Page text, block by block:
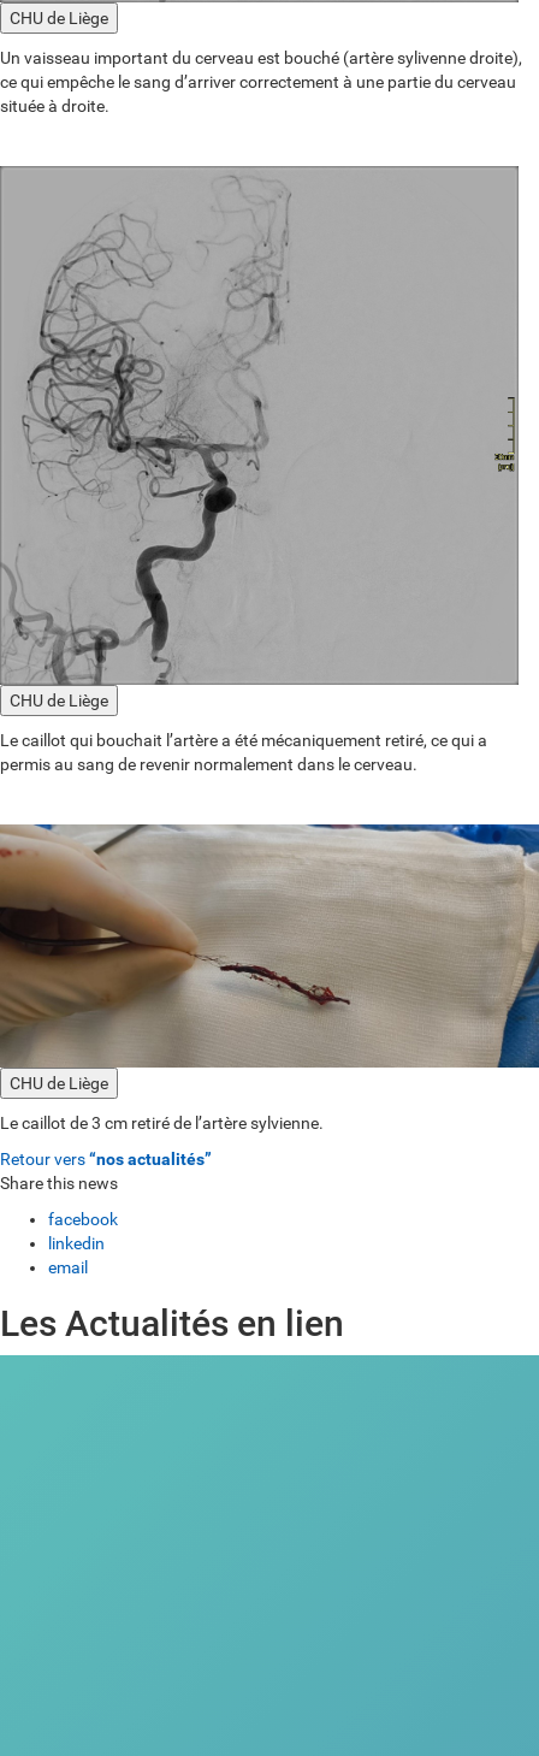
CHU de Liège
Un vaisseau important du cerveau est bouché (artère sylivenne droite),
ce qui empêche le sang d’arriver correctement à une partie du cerveau
située à droite.
CHU de Liège
Le caillot qui bouchait l’artère a été mécaniquement retiré, ce qui a
permis au sang de revenir normalement dans le cerveau.
CHU de Liège
Le caillot de 3 cm retiré de l’artère sylvienne.
Retour vers“nos actualités”
Share this news
facebook
linkedin
email
Les Actualités en lien